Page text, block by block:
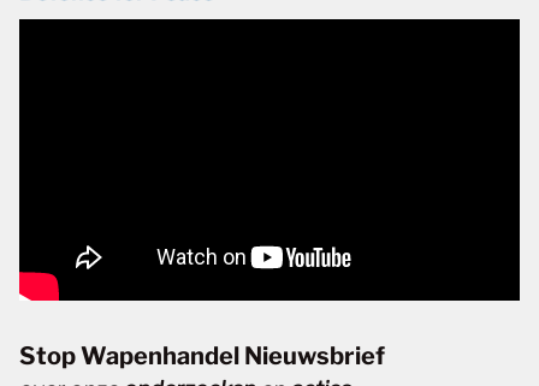
Stop Wapenhandel Nieuwsbrief